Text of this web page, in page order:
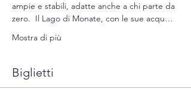
ampie e stabili, adatte anche a chi parte da
zero.  Il Lago di Monate, con le sue acqu…
Mostra di più
Biglietti